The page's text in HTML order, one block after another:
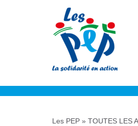
Les PEP » TOUTES LES